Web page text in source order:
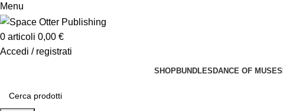
Menu
0 articoli 0,00 €
Accedi / registrati
SHOPBUNDLES DANCE OF MUSES